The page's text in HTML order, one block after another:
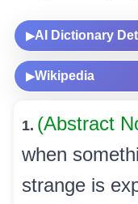
▶AI Dictionary
▶Wikipedia
1. (Abstract
when
strange is